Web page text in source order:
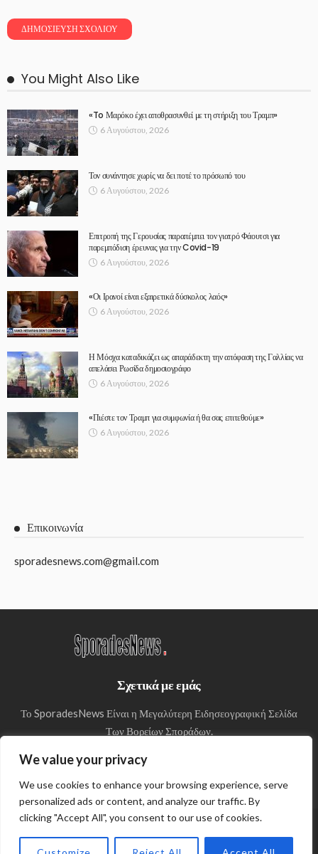
We value your privacy
We use cookies to enhance your browsing experience, serve
personalized ads or content, and analyze our traffic. By
clicking "Accept All", you consent to our use of cookies.
You Might Also Like
«To Μαρόκο έχει αποθρασυνθεί με τη στήριξη του Τραμπ»
6 Αυγούστου, 2026
Τον συνάντησε χωρίς να δει ποτέ το πρόσωπό του
6 Αυγούστου, 2026
Επιτροπή της Γερουσίας παραπέμπει τον γιατρό Φάουτσι για
παρεμπόδιση έρευνας για την Covid-19
6 Αυγούστου, 2026
«Οι Ιρανοί είναι εξαιρετικά δύσκολος λαός»
6 Αυγούστου, 2026
Η Μόσχα καταδικάζει ως απαράδεκτη την απόφαση της Γαλλίας να
απελάσει Ρωσίδα δημοσιογράφο
6 Αυγούστου, 2026
«Πιέστε τον Τραμπ για συμφωνία ή θα σας επιτεθούμε»
6 Αυγούστου, 2026
Επικοινωνία
sporadesnews.com@gmail.com
Σχετικά με εμάς
Το SporadesNews Είναι η Μεγαλύτερη Ειδησεογραφική Σελίδα
Των Βορείων Σποράδων.
© Copyright 2024 SporadesNews